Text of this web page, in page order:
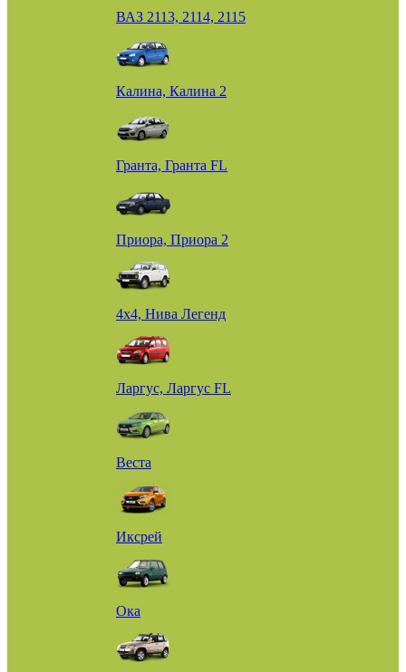
ВАЗ 2113, 2114, 2115
Калина, Калина 2
Гранта, Гранта FL
Приора, Приора 2
4х4, Нива Легенд
Ларгус, Ларгус FL
Веста
Иксрей
Ока